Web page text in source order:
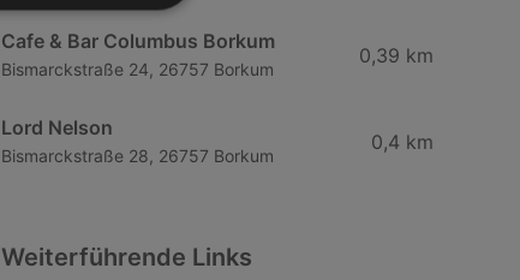
Cafe & Bar Columbus Borkum
Bismarckstraße 24, 26757 Borkum
0,39 km
Lord Nelson
Bismarckstraße 28, 26757 Borkum
0,4 km
Weiterführende Links